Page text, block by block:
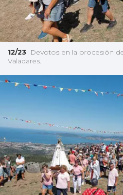
12/23 Devotos en la procesión
Valadares.